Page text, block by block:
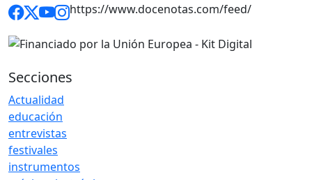
https://www.docenotas.com/feed/
Secciones
Actualidad
educación
entrevistas
festivales
instrumentos